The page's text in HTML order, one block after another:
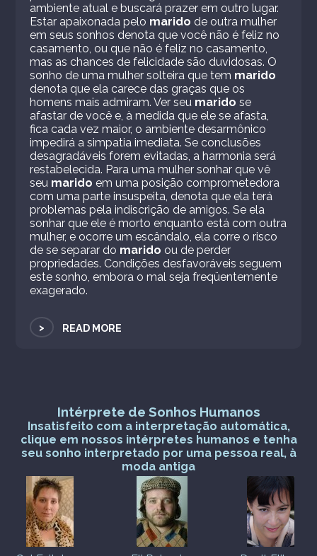
ambiente atual e buscará prazer em outro lugar.
Estar apaixonada pelo marido de outra mulher
em seus sonhos denota que você não é feliz no
casamento, ou que não é feliz no casamento,
mas as chances de felicidade são duvidosas. O
sonho de uma mulher solteira que tem marido
denota que ela carece das graças que os
homens mais admiram. Ver seu marido se
afastar de você e, à medida que ele se afasta,
fica cada vez maior, o ambiente desarmônico
impedirá a simpatia imediata. Se conclusões
desagradáveis ​​forem evitadas, a harmonia será
restabelecida. Para uma mulher sonhar que vê
seu marido em uma posição comprometedora
com uma parte insuspeita, denota que ela terá
problemas pela indiscrição de amigos. Se ela
sonhar que ele é morto enquanto está com outra
mulher, e ocorre um escândalo, ela corre o risco
de se separar do marido ou de perder
propriedades. Condições desfavoráveis ​​seguem
este sonho, embora o mal seja freqüentemente
exagerado.
> READ MORE
Intérprete de Sonhos Humanos
Insatisfeito com a interpretação automática,
clique em nossos intérpretes humanos e tenha
seu sonho interpretado por uma pessoa real, à
moda antiga